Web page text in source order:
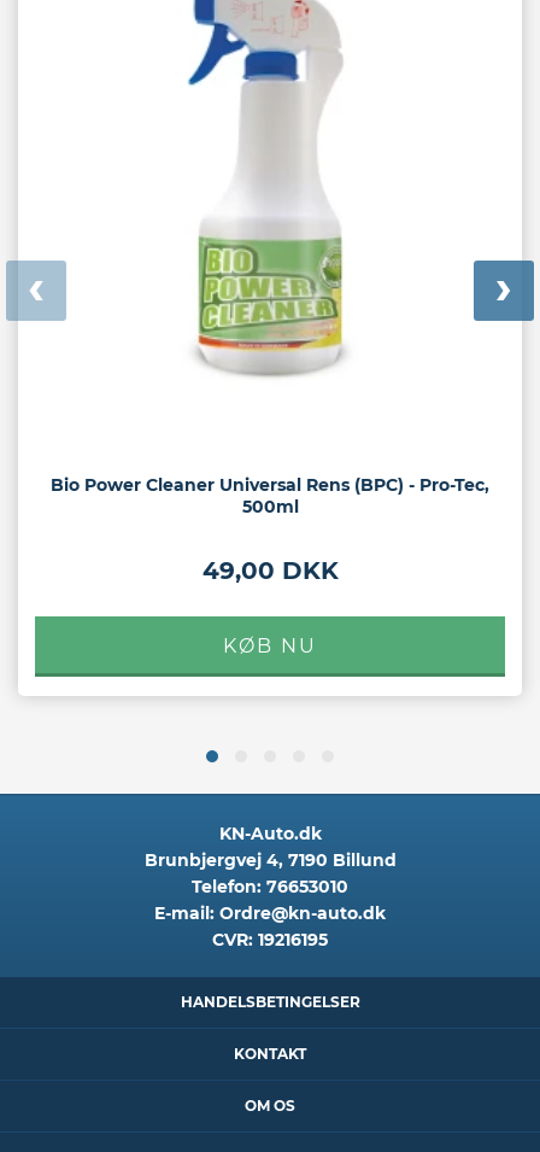
Bio Power Cleaner Universal Rens (BPC) - Pro-Tec,
500ml
49,00 DKK
KN-Auto.dk
Brunbjergvej 4, 7190 Billund
Telefon: 76653010
E-mail: Ordre@kn-auto.dk
CVR: 19216195
HANDELSBETINGELSER
KONTAKT
OM OS